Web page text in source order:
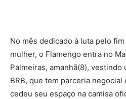
No mês dedicado à luta pelo
mulher, o Flamengo entra no
Palmeiras, amanhã(8),
BRB, que tem parceria negocial
cedeu seu espaço na camisa